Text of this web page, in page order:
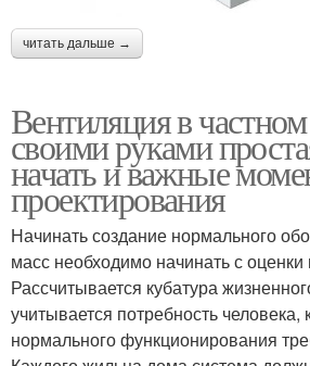
читать дальше →
Вентиляция в
своими руками
начать и важные
проектирования
Начинать создание нормального
масс необходимо начинать с
Рассчитывается кубатура
учитывается потребность человека,
нормального функционирования